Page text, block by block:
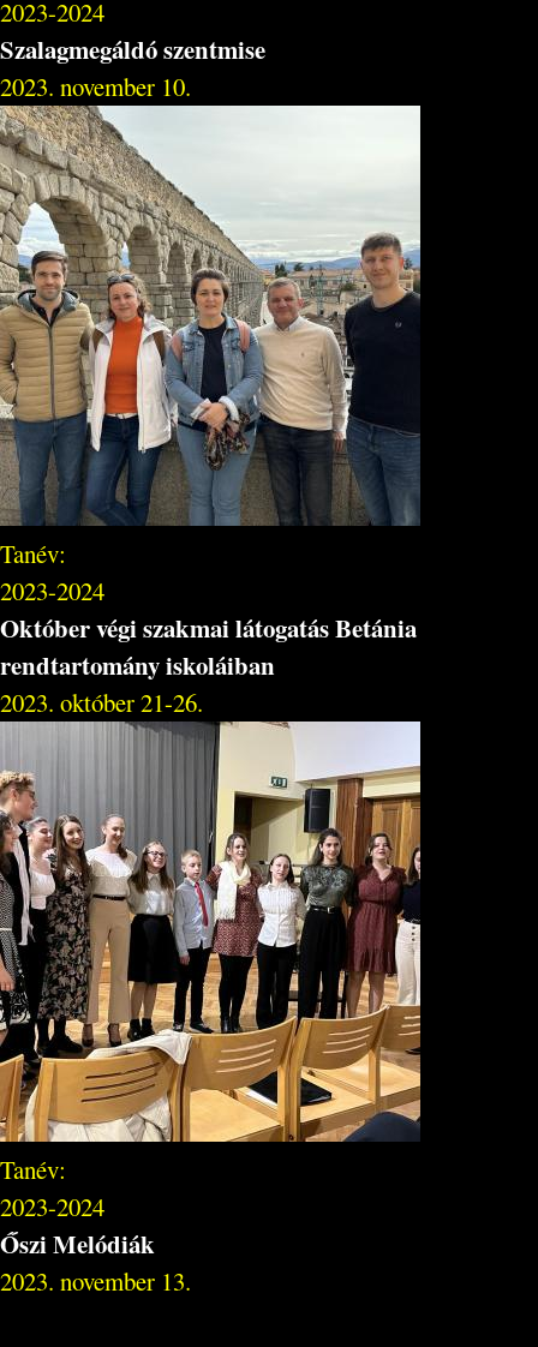
2023-2024
Szalagmegáldó szentmise
2023. november 10.
Tanév:
2023-2024
Október végi szakmai látogatás Betánia
rendtartomány iskoláiban
2023. október 21-26.
Tanév:
2023-2024
Őszi Melódiák
2023. november 13.